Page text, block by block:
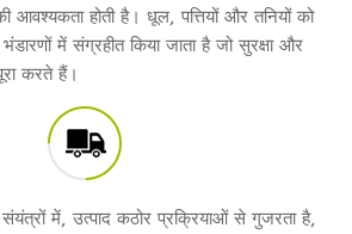
होती है। धूल, पत्तियों और तनियों को
में संग्रहीत किया जाता है जो सुरक्षा और
करते हैं।
में, उत्पाद कठोर प्रक्रियाओं से गुजरता है,